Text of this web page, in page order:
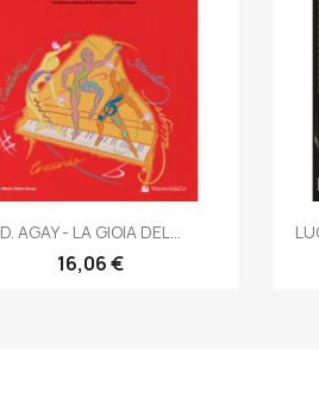
Anteprima
D. AGAY - LA GIOIA DEL...
16,06 €